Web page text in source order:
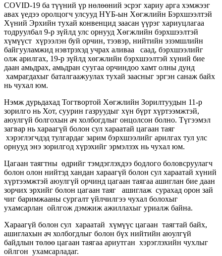
COVID-19 ба түүний үр нөлөөний эсрэг хариу арга хэмжээг
авах үедээ оролцогч улсууд НҮБ-ын Хөгжлийн Бэрхшээлтэй
Хүний Эрхийн тухай конвенцид заасан үүрэг хариуцлагаа
тодруулбал 9-р зүйлд улс орнууд Хөгжлийн бэрхшээлтэй
хүмүүст хүрээлэн буй орчин, тээвэр, нийтийн эзэмшлийн
байгууламжид нэвтрэхэд учрах аливаа саад, бэрхшээлийг
олж арилгах, 19-р зүйлд хөгжлийн бэрхшээлтэй хүний бие
даан амьдрах, амьдран суугаа орчиндоо хамт олны дунд
хамрагдахыг баталгаажуулах тухай заасныг эргэн санаж байх
нь чухал юм.
Нэмж дурьдахад Тогтвортой Хөгжлийн Зорилтуудын 11-р
зорилго нь Хот, суурин газруудыг хүн бүрт хүртээмжтэй,
аюулгүй болгохын ач холбогдлыг онцолсон болно. Түгээмэл
загвар нь хараагүй болон сул хараатай цагаан таяг
хэрэглэгчдэд тулгардаг зарим бэрхшээлийг арилгах тул улс
орнууд энэ зорилгод хүрэхийг эрмэлзэх нь чухал юм.
Цагаан таягтны өдрийг тэмдэглэхдээ бодлого боловсруулагч
болон олон нийтэд хандан хараагүй болон сул хараатай хүний
хүртээмжтэй аюулгүй орчинд цагаан таягаа ашиглан бие даан
зорчих эрхийг болон цагаан таяг ашиглаж сурахад орон зай
чиг баримжааны сургалт үйлчилгээ чухал болохыг
ухамсарлан ойлгож дэмжиж ажиллахыг уриалж байна.
Хараагүй болон сул хараатай хүмүүс цагаан таягтай байх,
ашиглахын ач холбогдлыг болон бүх нийтийн аюулгүй
байдлын төлөө цагаан таягаа ариутган хэрэглэхийн чухлыг
ойлгон ухамсарладаг.